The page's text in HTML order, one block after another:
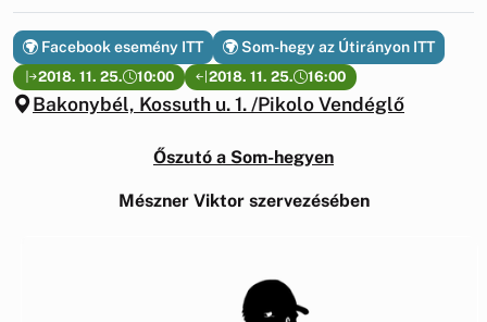
2018. 11. 25. 10:00 2018. 11. 25. 16:00
Bakonybél, Kossuth u. 1. /Pikolo Vendéglő
Facebook esemény ITT Som-hegy az Útirányon ITT
Őszutó a Som-hegyen
Mészner Viktor szervezésében